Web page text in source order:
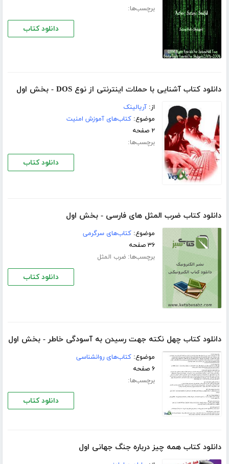
برچسب‌ها:
دانلود کتاب
دانلود کتاب آشنایی با حملات اینترنتی از نوع DOS - بخش اول
از:آریالینک
موضوع:کتاب‌های آموزش امنیت
۲ صفحه
برچسب‌ها:
دانلود کتاب
دانلود کتاب ضرب المثل های فارسی - بخش اول
موضوع:کتاب‌های سرگرمی
۳۶ صفحه
برچسب‌ها:ضرب المثل
دانلود کتاب
دانلود کتاب چهل نکته جهت رسیدن به آسودگی خاطر - بخش اول
موضوع:کتاب‌های روانشناسی
۶ صفحه
برچسب‌ها:
دانلود کتاب
دانلود کتاب همه چیز درباره‌ جنگ جهانی اول